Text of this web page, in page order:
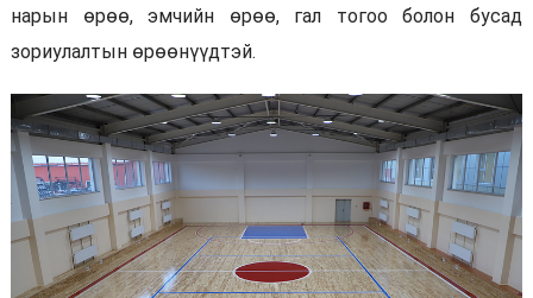
нарын өрөө, эмчийн өрөө, гал тогоо болон бусад
зориулалтын өрөөнүүдтэй.